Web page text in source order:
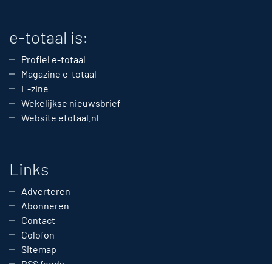
e-totaal is:
Profiel e-totaal
Magazine e-totaal
E-zine
Wekelijkse nieuwsbrief
Website etotaal.nl
Links
Adverteren
Abonneren
Contact
Colofon
Sitemap